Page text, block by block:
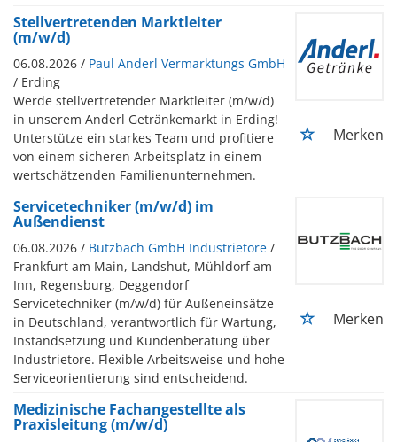
Stellvertretenden Marktleiter
(m/w/d)
06.08.2026 / Paul Anderl Vermarktungs GmbH
/ Erding
Werde stellvertretender Marktleiter (m/w/d)
in unserem Anderl Getränkemarkt in Erding!
Unterstütze ein starkes Team und profitiere
von einem sicheren Arbeitsplatz in einem
wertschätzenden Familienunternehmen.
Merken
Servicetechniker (m/w/d) im
Außendienst
06.08.2026 / Butzbach GmbH Industrietore /
Frankfurt am Main, Landshut, Mühldorf am
Inn, Regensburg, Deggendorf
Servicetechniker (m/w/d) für Außeneinsätze
in Deutschland, verantwortlich für Wartung,
Instandsetzung und Kundenberatung über
Industrietore. Flexible Arbeitsweise und hohe
Serviceorientierung sind entscheidend.
Merken
Medizinische Fachangestellte als
Praxisleitung (m/w/d)